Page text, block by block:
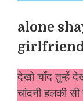
alone
देखो चाँद तुम्हें
चांदनी हलकी